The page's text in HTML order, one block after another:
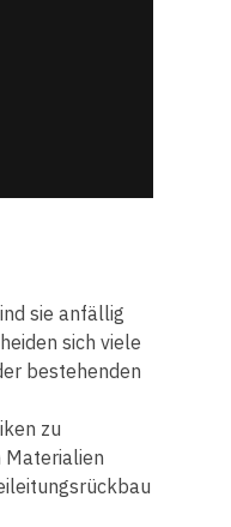
sie anfällig
sich viele
bestehenden
zu
Materialien